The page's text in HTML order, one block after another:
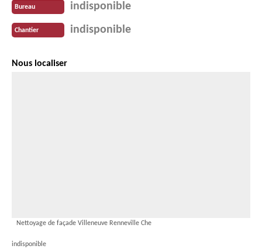
Bureau indisponible
Chantier indisponible
Nous localiser
Nettoyage de façade Villeneuve Renneville Che
indisponible